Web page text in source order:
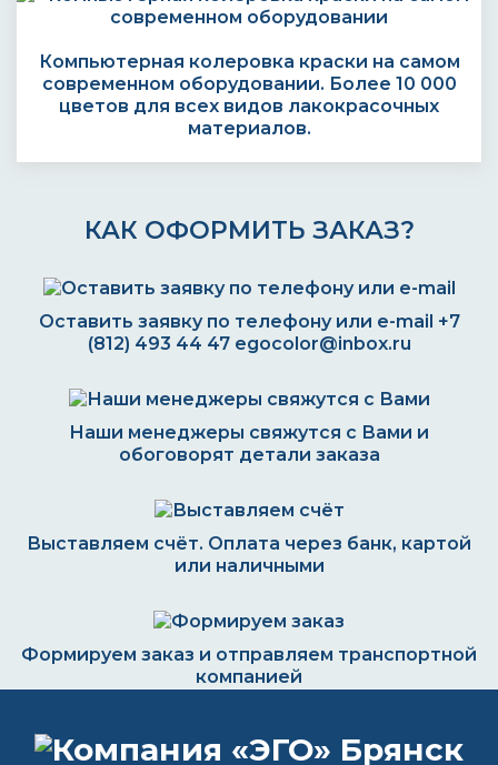
Компьютерная колеровка краски на самом
современном оборудовании. Более 10 000
цветов для всех видов лакокрасочных
материалов.
КАК ОФОРМИТЬ ЗАКАЗ?
Оставить заявку по телефону или e-mail +7
(812) 493 44 47 egocolor@inbox.ru
Наши менеджеры свяжутся с Вами и
обоговорят детали заказа
Выставляем счёт. Оплата через банк, картой
или наличными
Формируем заказ и отправляем транспортной
компанией